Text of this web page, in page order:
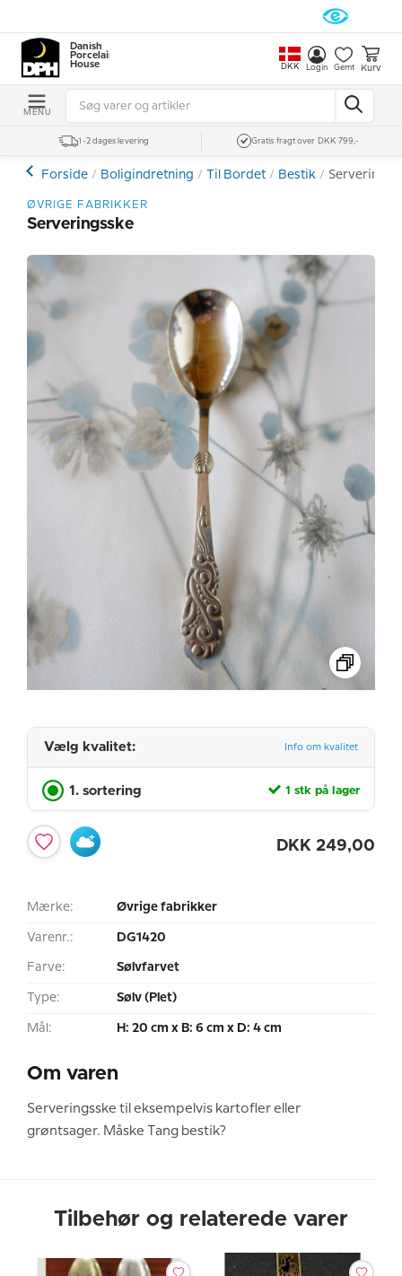
Danish
Porcelain
House
DKK Login Gemt Kurv
MENU
1-2 dages levering Gratis fragt over DKK 799,-
Forside Boligindretning Til Bordet Bestik
ØVRIGE FABRIKKER
Serveringsske
Vælg kvalitet: Info om kvalitet
1. sortering 1 stk på lager
DKK 249,00
Mærke: Øvrige fabrikker
Varenr.: DG1420
Farve: Sølvfarvet
Type: Sølv (Plet)
Mål: H: 20 cm x B: 6 cm x D: 4 cm
Om varen
Serveringsske til eksempelvis kartofler eller
grøntsager. Måske Tang bestik?
Tilbehør og relaterede varer